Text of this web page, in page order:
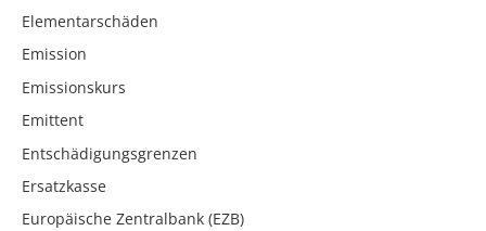
Elementarschäden
Emission
Emissionskurs
Emittent
Entschädigungsgrenzen
Ersatzkasse
Europäische Zentralbank (EZB)